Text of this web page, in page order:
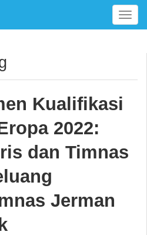
T
o
e
a
Kualifikasi
2022:
dan Timnas
Jerman